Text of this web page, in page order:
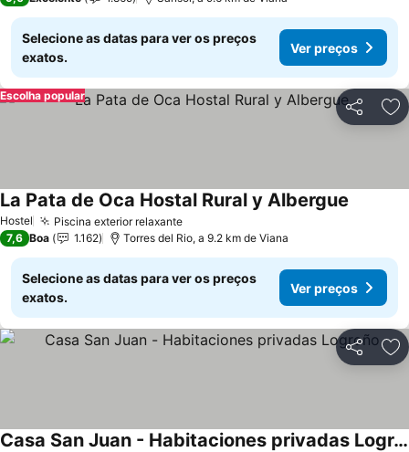
Selecione as datas para ver os preços
exatos.
Ver preços
Partilhar
Escolha popular
Hostel Piscina exterior relaxanteVer preços
La Pata de Oca Hostal Rural y Albergue
7,6 Boa 1.162 Torres del Rio, a 9.2 km de Viana
Selecione as datas para ver os preços
exatos.
Ver preços
Partilhar
Casa San Juan - Habitaciones privadas Logroño